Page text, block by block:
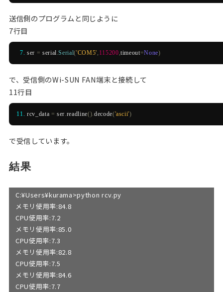
送信側のプログラムと同じように
7行目
ser = serial.Serial('COM5', 115200,timeout=None)
で、受信側のWi-SUN FAN端末と接続して
11行目
rcv_data = ser.readline().decode('ascii')
で受信しています。
結果
C:¥Users¥kurama>python rcv.py
メモリ使用率:84.8
CPU使用率:7.2
メモリ使用率:85.0
CPU使用率:7.3
メモリ使用率:82.8
CPU使用率:7.5
メモリ使用率:84.6
CPU使用率:7.7